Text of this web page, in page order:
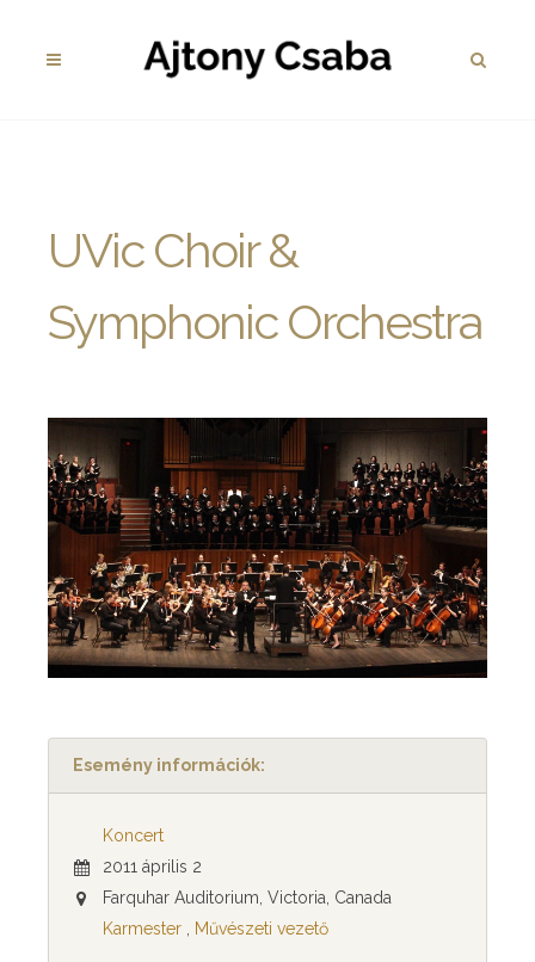
UVic Choir &
Symphonic Orchestra
Esemény információk:
Koncert
2011 április 2
Farquhar Auditorium, Victoria, Canada
Karmester, Művészeti vezető